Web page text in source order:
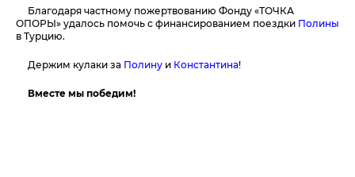
Благодаря частному пожертвованию Фонду «ТОЧКА
ОПОРЫ» удалось помочь с финансированием поездки Полины
в Турцию.
Держим кулаки за Полину и Константина!
Вместе мы победим!